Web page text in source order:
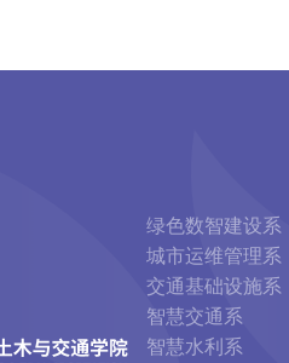
绿色数智建设系
城市运维管理系
交通基础设施系
智慧交通系
智慧水利系